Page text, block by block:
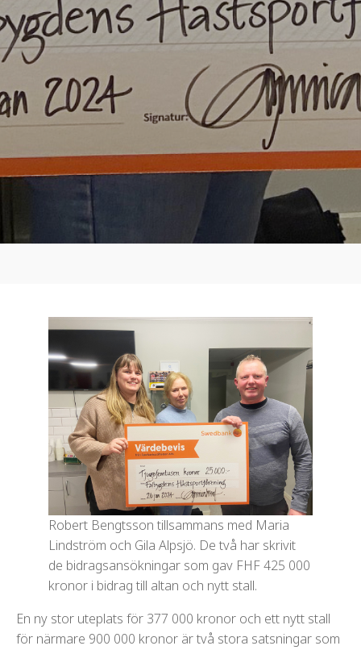
Robert Bengtsson tillsammans med Maria
Lindström och Gila Alpsjö. De två har skrivit
de bidragsansökningar som gav FHF 425 000
kronor i bidrag till altan och nytt stall.
En ny stor uteplats för 377 000 kronor och ett nytt stall
för närmare 900 000 kronor är två stora satsningar som